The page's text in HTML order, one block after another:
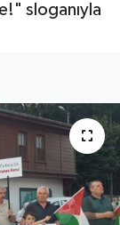
sloganıyla